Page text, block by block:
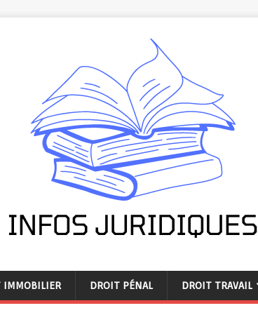
IMMOBILIER DROIT PÉNAL DROIT TRAVAIL